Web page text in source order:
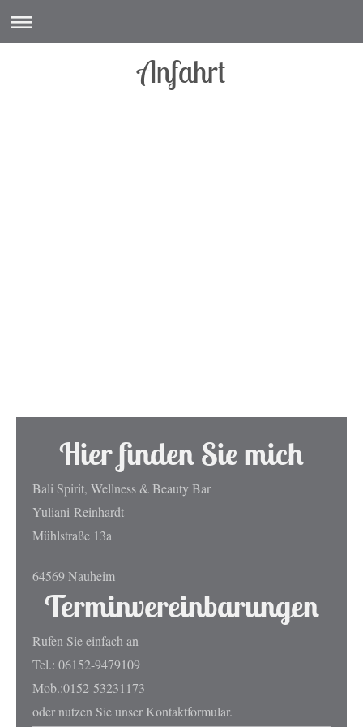
Anfahrt
Hier finden Sie mich
Bali Spirit, Wellness & Beauty Bar
Yuliani Reinhardt
Mühlstraße 13a
64569 Nauheim
Terminvereinbarungen
Rufen Sie einfach an
Tel.: 06152-9479109
Mob.:0152-53231173
oder nutzen Sie unser Kontaktformular.